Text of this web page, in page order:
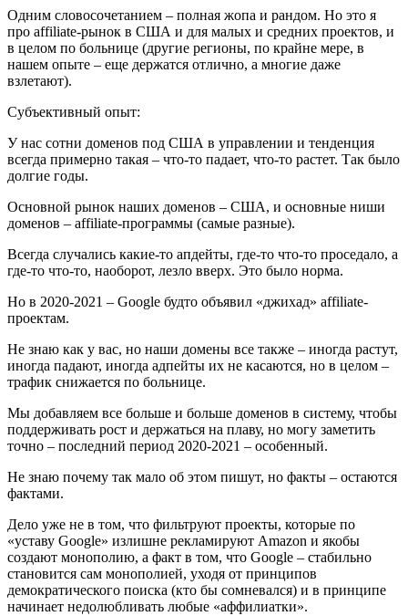
Одним словосочетанием – полная жопа и рандом. Но это я
про affiliate-рынок в США и для малых и средних проектов, и
в целом по больнице (другие регионы, по крайне мере, в
нашем опыте – еще держатся отлично, а многие даже
взлетают).
Субъективный опыт:
У нас сотни доменов под США в управлении и тенденция
всегда примерно такая – что-то падает, что-то растет. Так было
долгие годы.
Основной рынок наших доменов – США, и основные ниши
доменов – affiliate-программы (самые разные).
Всегда случались какие-то апдейты, где-то что-то проседало, а
где-то что-то, наоборот, лезло вверх. Это было норма.
Но в 2020-2021 – Google будто объявил «джихад» affiliate-
проектам.
Не знаю как у вас, но наши домены все также – иногда растут,
иногда падают, иногда адпейты их не касаются, но в целом –
трафик снижается по больнице.
Мы добавляем все больше и больше доменов в систему, чтобы
поддерживать рост и держаться на плаву, но могу заметить
точно – последний период 2020-2021 – особенный.
Не знаю почему так мало об этом пишут, но факты – остаются
фактами.
Дело уже не в том, что фильтруют проекты, которые по
«уставу Google» излишне рекламируют Amazon и якобы
создают монополию, а факт в том, что Google – стабильно
становится сам монополией, уходя от принципов
демократического поиска (кто бы сомневался) и в принципе
начинает недолюбливать любые «аффилиатки».